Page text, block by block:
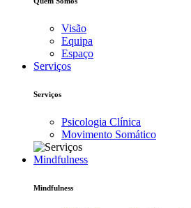
Visão
Equipa
Espaço
Serviços
Serviços
Psicologia Clínica
Movimento Somático
Mindfulness
Mindfulness